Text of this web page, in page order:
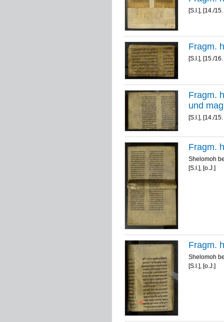
[S.l.], [14./
[S.l.], [15./
Fragm.
[S.l.], [14./
[S.l.], [o.J.]
[S.l.], [o.J.]